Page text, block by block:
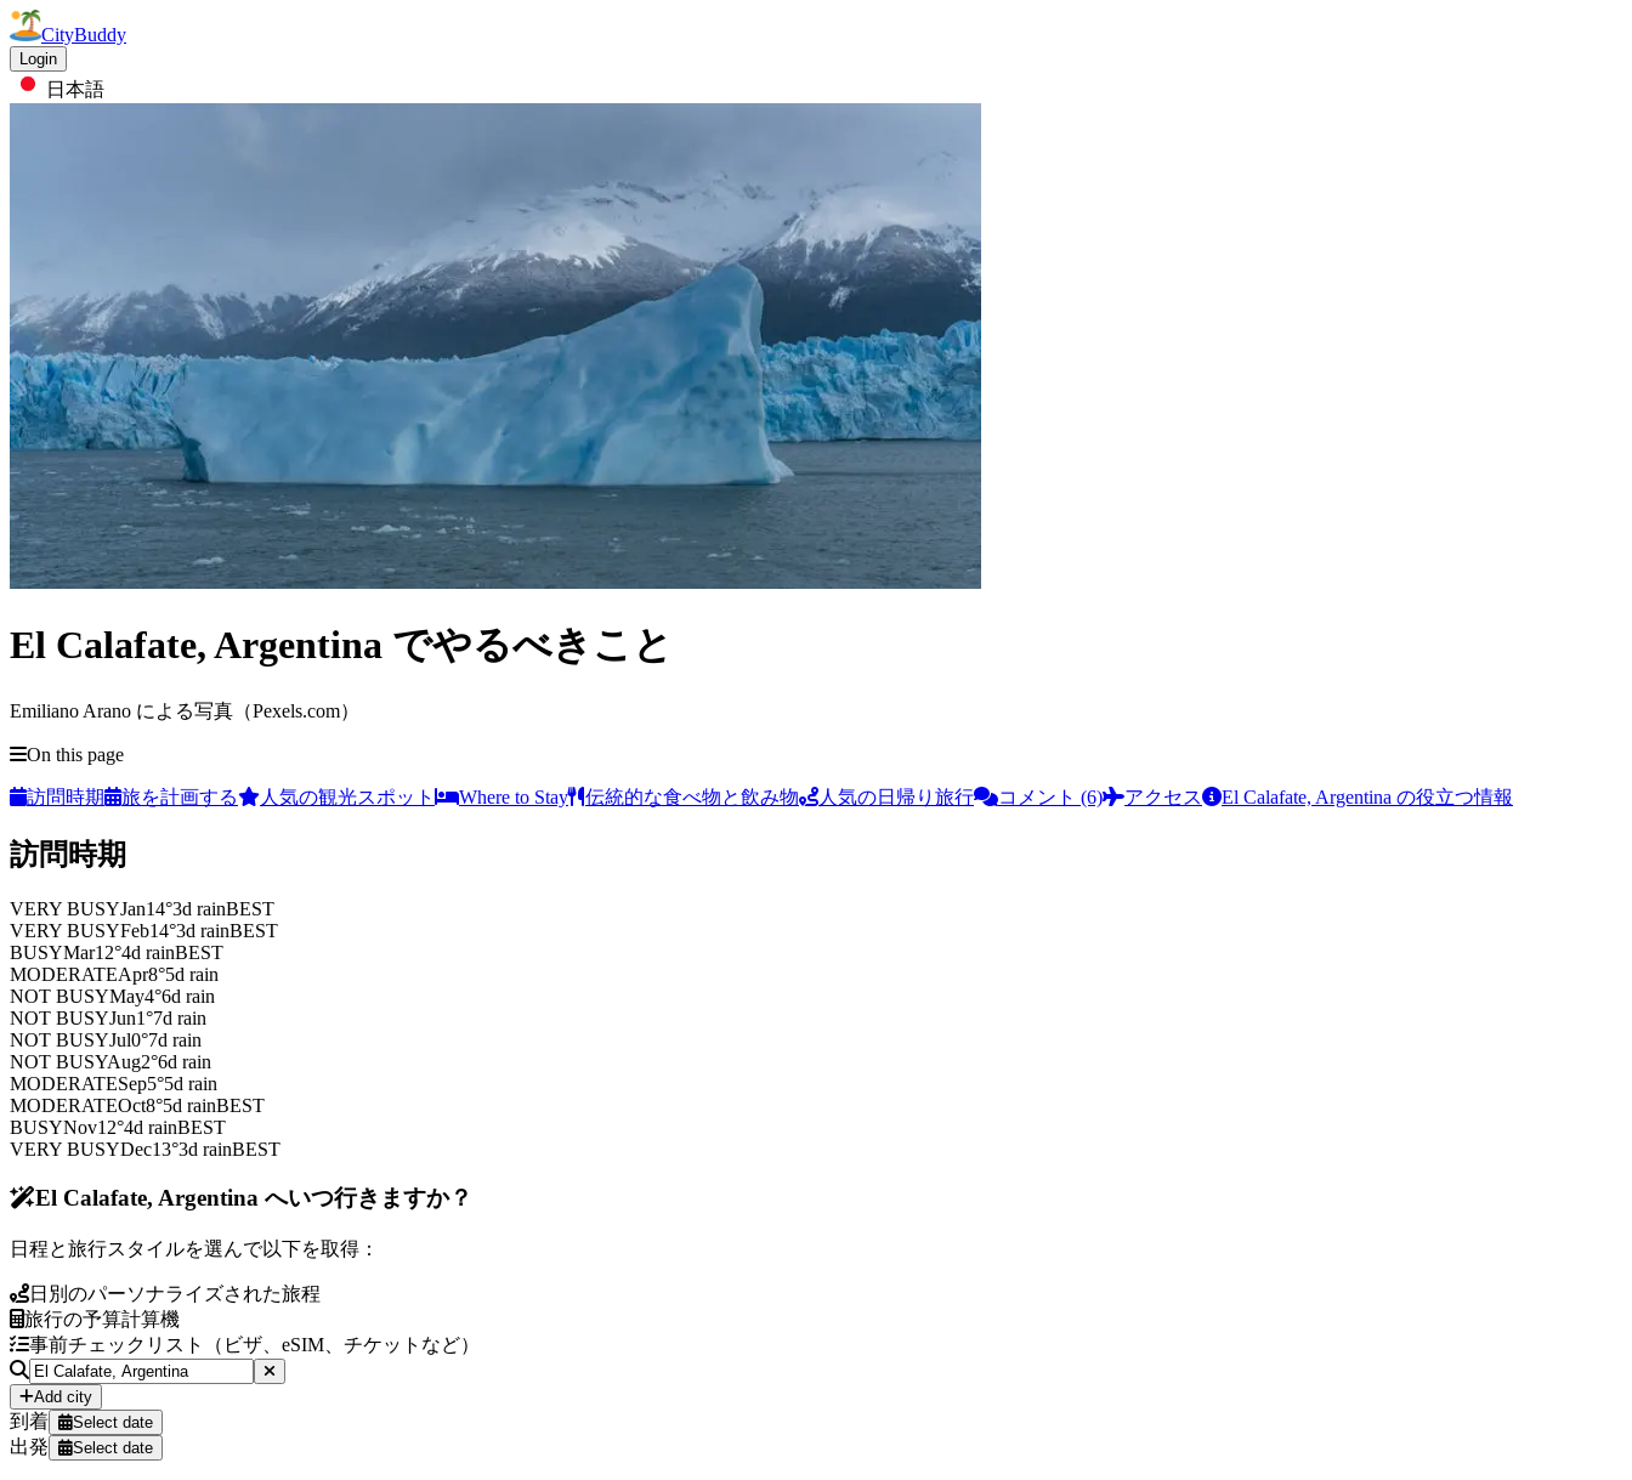
CityBuddy
Login
日本語
El Calafate, Argentina でやるべきこと
Emiliano Arano による写真（Pexels.com）
On this page
訪問時期 旅を計画する 人気の観光スポット Where to Stay 伝統的な食べ物と飲み物 人気の日帰り旅行 コメント (6) アクセス El Calafate, Argentina の役立つ情報
訪問時期
VERY BUSYJan14°3d rainBEST
VERY BUSYFeb14°3d rainBEST
BUSYMar12°4d rainBEST
MODERATEApr8°5d rain
NOT BUSYMay4°6d rain
NOT BUSYJun1°7d rain
NOT BUSYJul0°7d rain
NOT BUSYAug2°6d rain
MODERATESep5°5d rain
MODERATEOct8°5d rainBEST
BUSYNov12°4d rainBEST
VERY BUSYDec13°3d rainBEST
El Calafate, Argentina へいつ行きますか？
日程と旅行スタイルを選んで以下を取得：
日別のパーソナライズされた旅程
旅行の予算計算機
事前チェックリスト（ビザ、eSIM、チケットなど）
Add city
到着 Select date
出発 Select date